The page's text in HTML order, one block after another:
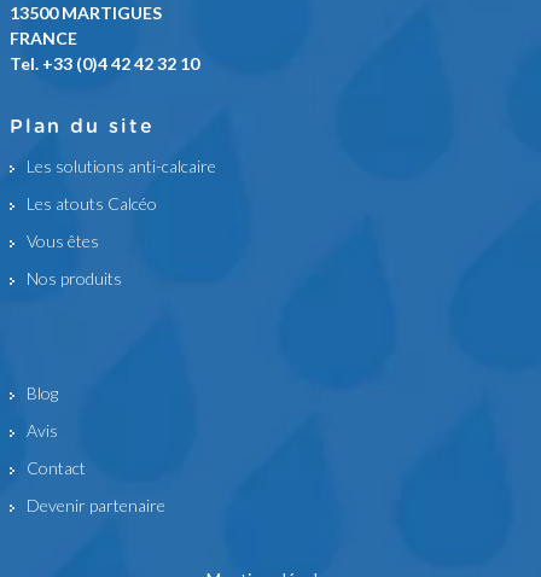
13500 MARTIGUES
FRANCE
Tel. +33 (0)4 42 42 32 10
Plan du site
Les solutions anti-calcaire
Les atouts Calcéo
Vous êtes
Nos produits
Blog
Avis
Contact
Devenir partenaire